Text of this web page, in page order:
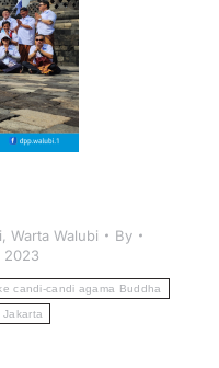
, Warta Walubi
By
2023
candi-candi agama Buddha
Jakarta